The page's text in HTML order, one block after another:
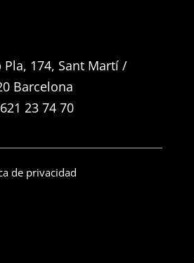
Pla, 174, Sant Martí /
Barcelona
23 74 70
de privacidad